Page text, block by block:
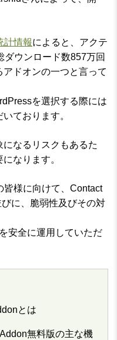
計情報によると、アクテ
ダウンロード数857万回
ドオンの一つと言って
を選択する際には
ております。
なるリスクもあるた
なります。
皆様に向けて、Contact
に、脆弱性及びその対
安全に運用していただ
とは
無料版の主な機